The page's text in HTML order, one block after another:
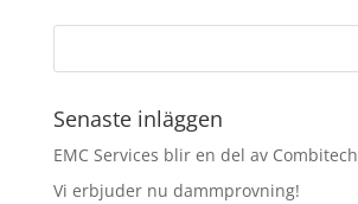
Senaste inläggen
EMC Services blir en del av Combitech
Vi erbjuder nu dammprovning!